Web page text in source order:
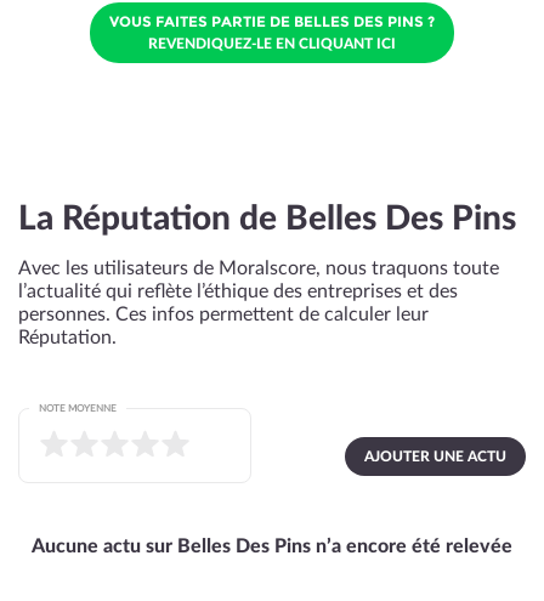
VOUS FAITES PARTIE DE BELLES DES PINS ?
REVENDIQUEZ-LE EN CLIQUANT ICI
La Réputation de Belles Des Pins
Avec les utilisateurs de Moralscore, nous traquons toute
l’actualité qui reflète l’éthique des entreprises et des
personnes. Ces infos permettent de calculer leur
Réputation.
AJOUTER UNE ACTU
NOTE MOYENNE
Aucune actu sur Belles Des Pins n’a encore été relevée